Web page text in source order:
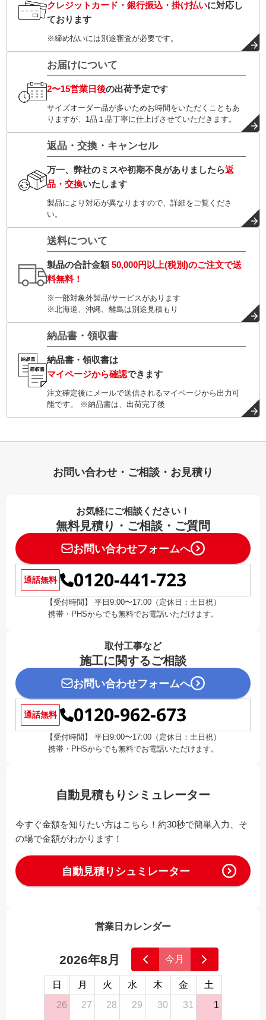
クレジットカード・銀行振込・掛け払いに対応し
ております
※締め払いには別途審査が必要です。
お届けについて
2〜15営業日後の出荷予定です
サイズオーダー品が多いためお時間をいただくこともあ
りますが、1品１品丁寧に仕上げさせていただきます。
返品・交換・キャンセル
万一、弊社のミスや初期不良がありましたら返
品・交換いたします
製品により対応が異なりますので、詳細をご覧くださ
い。
送料について
製品の合計金額50,000円以上(税別)のご注文で送
料無料！
※一部対象外製品/サービスがあります
※北海道、沖縄、離島は別途見積もり
納品書・領収書
納品書・領収書は
マイページから確認できます
注文確定後にメールで送信されるマイページから出力可
能です。 ※納品書は、出荷完了後
お問い合わせ・ご相談・お見積り
お気軽にご相談ください！
無料見積り・ご相談・ご質問
お問い合わせフォームへ
通話無料 0120-441-723
【受付時間】 平日9:00〜17:00（定休日：土日祝）
携帯・PHSからでも無料でお電話いただけます。
取付工事など
施工に関するご相談
お問い合わせフォームへ
通話無料 0120-962-673
【受付時間】 平日9:00〜17:00（定休日：土日祝）
携帯・PHSからでも無料でお電話いただけます。
自動見積もりシミュレーター
今すぐ金額を知りたい方はこちら！約30秒で簡単入力、そ
の場で金額がわかります！
自動見積りシュミレーター
営業日カレンダー
2026年8月 今月
日 月 火 水 木 金
土
26
27 28 29 30 31 1